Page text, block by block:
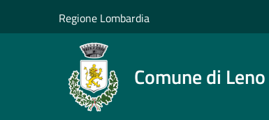
Regione Lombardia
Comune di Leno